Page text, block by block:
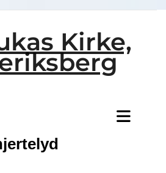
Kirke,